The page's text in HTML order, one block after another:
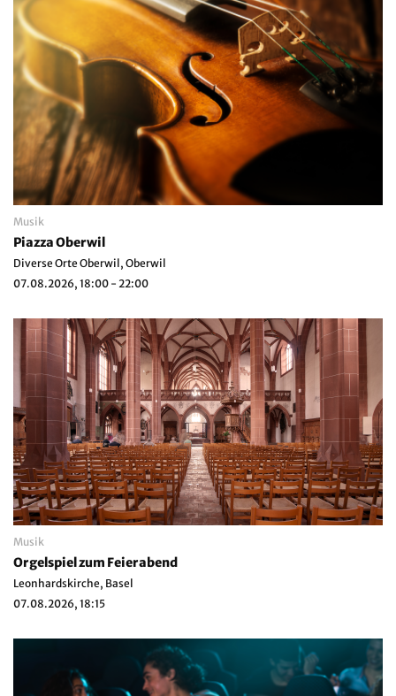
Musik
Piazza Oberwil
Diverse Orte Oberwil, Oberwil
07.08.2026, 18:00 - 22:00
Musik
Orgelspiel zum Feierabend
Leonhardskirche, Basel
07.08.2026, 18:15